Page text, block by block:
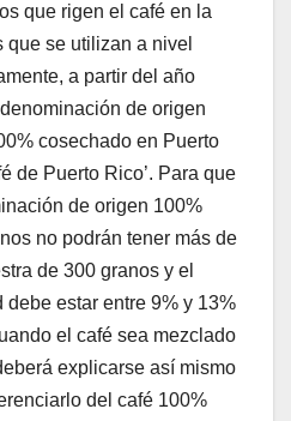
que rigen el café en la
que se utilizan a nivel
a partir del año
de origen
cosechado en Puerto
de Puerto Rico’. Para que
de origen 100%
no podrán tener más de
de 300 granos y el
estar entre 9% y 13%
el café sea mezclado
explicarse así mismo
del café 100%